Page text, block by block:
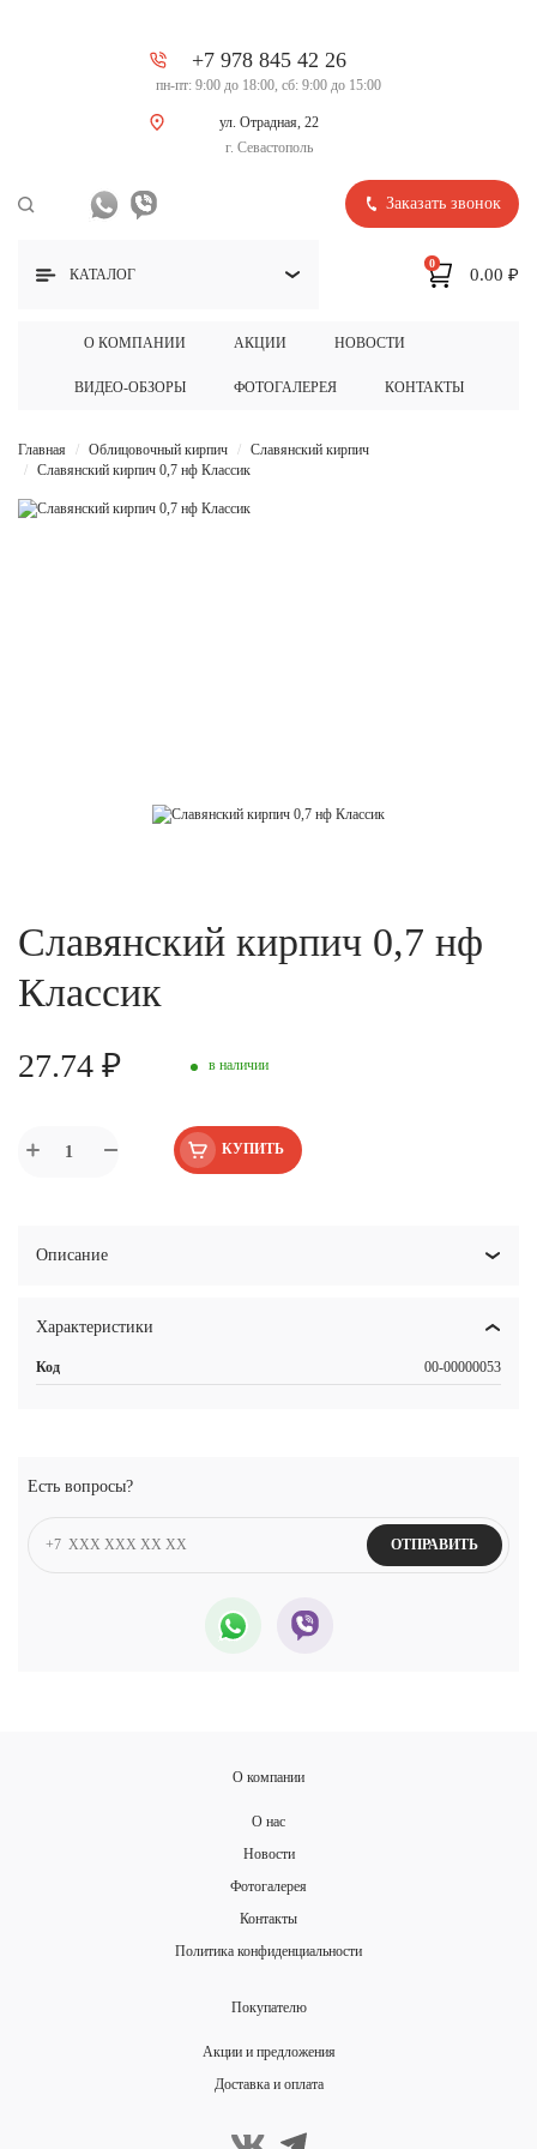
+7 978 845 42 26
пн-пт: 9:00 до 18:00, сб: 9:00 до 15:00
ул. Отрадная, 22
г. Севастополь
Заказать звонок
КАТАЛОГ
О КОМПАНИИ АКЦИИ НОВОСТИ
ВИДЕО-ОБЗОРЫ ФОТОГАЛЕРЕЯ КОНТАКТЫ
0
0.00 ₽
Главная Облицовочный кирпич
Славянский кирпич
Славянский кирпич 0,7 нф Классик
Славянский кирпич 0,7 нф
Классик
27.74 ₽ в наличии
КУПИТЬ
Описание
Характеристики
Код 00-00000053
Есть вопросы?
ОТПРАВИТЬ
О компании
О нас
Новости
Фотогалерея
Контакты
Политика конфиденциальности
Покупателю
Акции и предложения
Доставка и оплата